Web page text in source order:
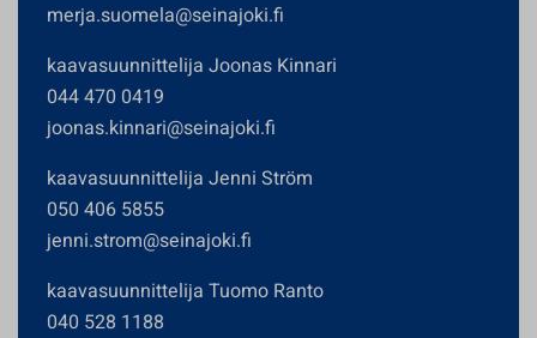
merja.suomela@seinajoki.fi
kaavasuunnittelija Joonas Kinnari
044 470 0419
joonas.kinnari@seinajoki.fi
kaavasuunnittelija Jenni Ström
050 406 5855
jenni.strom@seinajoki.fi
kaavasuunnittelija Tuomo Ranto
040 528 1188